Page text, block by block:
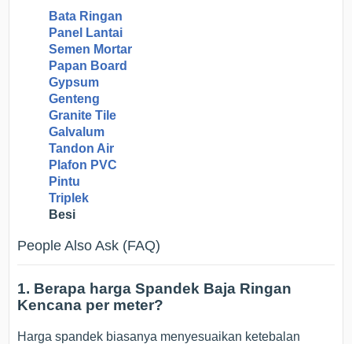
Bata Ringan
Panel Lantai
Semen Mortar
Papan Board
Gypsum
Genteng
Granite Tile
Galvalum
Tandon Air
Plafon PVC
Pintu
Triplek
Besi
People Also Ask (FAQ)
1. Berapa harga Spandek Baja Ringan
Kencana per meter?
Harga spandek biasanya menyesuaikan ketebalan